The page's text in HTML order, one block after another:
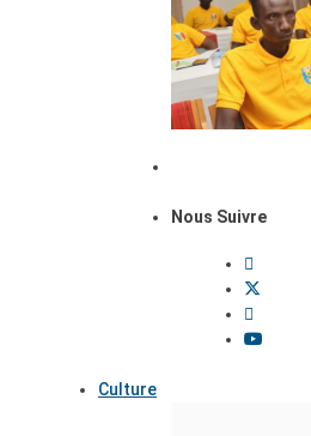
Nous Suivre
Culture